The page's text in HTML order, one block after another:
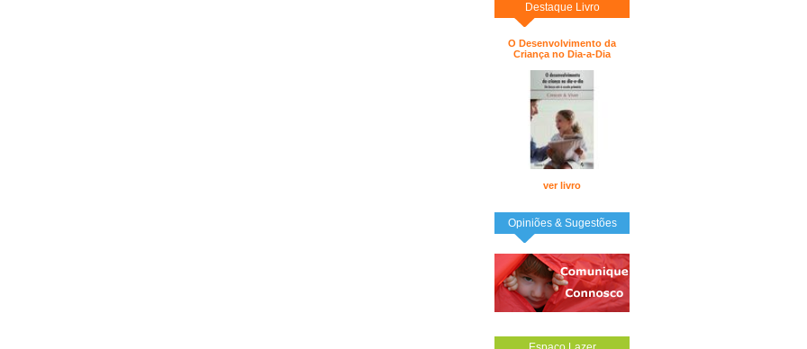
Destaque Livro
O Desenvolvimento da
Criança no Dia-a-Dia
ver livro
Opiniões & Sugestões